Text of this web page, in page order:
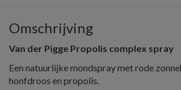
Omschrijving
Van der Pigge Propolis complex spray
Een natuurlijke mondspray met rode
honfdroos en propolis.